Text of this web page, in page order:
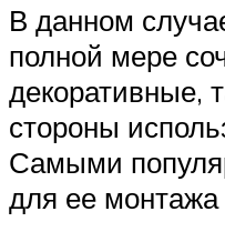
В данном
полной мере
декоративные,
стороны
Самыми
для ее монтажа